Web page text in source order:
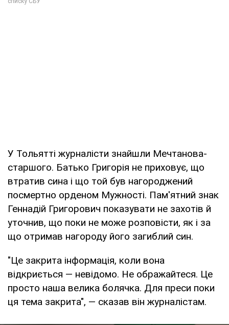
У Тольятті журналісти знайшли Мечтанова-
старшого. Батько Григорія не приховує, що
втратив сина і що той був нагороджений
посмертно орденом Мужності. Пам'ятний знак
Геннадій Григорович показувати не захотів й
уточнив, що поки не може розповісти, як і за
що отримав нагороду його загиблий син.
"Це закрита інформація, коли вона
відкриється — невідомо. Не ображайтеся. Це
просто наша велика болячка. Для преси поки
ця тема закрита", — сказав він журналістам.